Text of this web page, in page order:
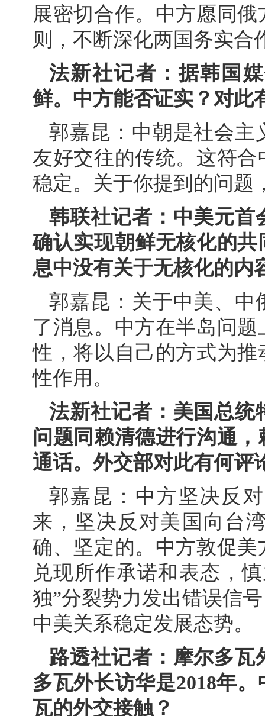
展密切合作。中方愿同
则，不断深化两国务实合
法新社记者：据韩国
鲜。中方能否证实？对此
郭嘉昆：中朝是社会主
友好交往的传统。这符
稳定。关于你提到的问题
韩联社记者：中美元首
确认实现朝鲜无核化的
息中没有关于无核化的内
郭嘉昆：关于中美、中
了消息。中方在半岛问
性，将以自己的方式为
性作用。
法新社记者：美国总统
问题同赖清德进行沟通
通话。外交部对此有何评
郭嘉昆：中方坚决反
来，坚决反对美国向台
确、坚定的。中方敦促
兑现所作承诺和表态，
独”分裂势力发出错误信
中美关系稳定发展态势。
路透社记者：摩尔多
多瓦外长访华是2018年
瓦的外交接触？